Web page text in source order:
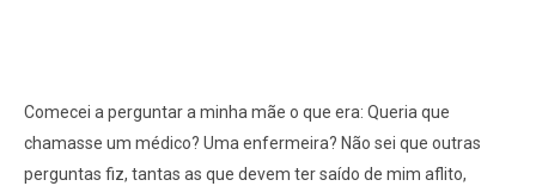
Comecei a perguntar a minha mãe o que era: Queria que
chamasse um médico? Uma enfermeira? Não sei que outras
perguntas fiz, tantas as que devem ter saído de mim aflito,